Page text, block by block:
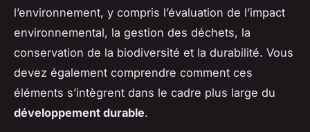
l’environnement, y compris l’évaluation de l’impact
environnemental, la gestion des déchets, la
conservation de la biodiversité et la durabilité. Vous
devez également comprendre comment ces
éléments s’intègrent dans le cadre plus large du
développement durable.